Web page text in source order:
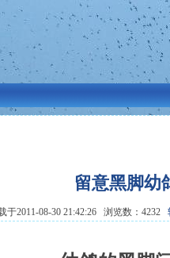
留意黑脚幼
于2011-08-30 21:42:26 浏览数：4232